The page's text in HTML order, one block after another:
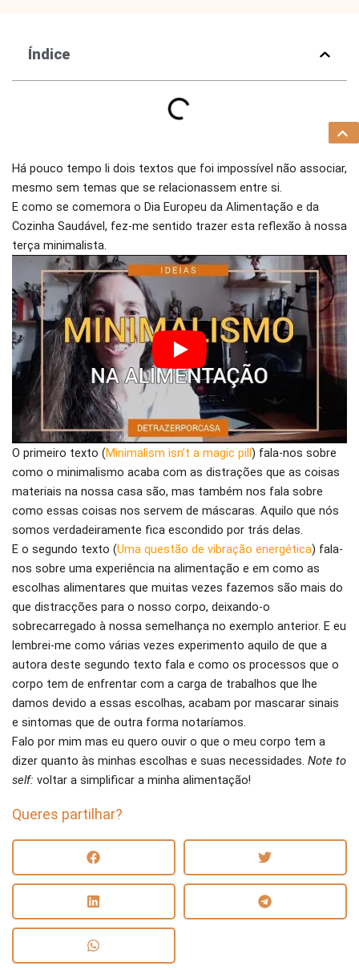
Índice
Há pouco tempo li dois textos que foi impossível não associar,
mesmo sem temas que se relacionassem entre si.
E como se comemora o Dia Europeu da Alimentação e da
Cozinha Saudável, fez-me sentido trazer esta reflexão à nossa
terça minimalista.
O primeiro texto (Minimalism isn’t a magic pill) fala-nos sobre
como o minimalismo acaba com as distrações que as coisas
materiais na nossa casa são, mas também nos fala sobre
como essas coisas nos servem de máscaras. Aquilo que nós
somos verdadeiramente fica escondido por trás delas.
E o segundo texto (Uma questão de vibração energética) fala-
nos sobre uma experiência na alimentação e em como as
escolhas alimentares que muitas vezes fazemos são mais do
que distracções para o nosso corpo, deixando-o
sobrecarregado à nossa semelhança no exemplo anterior. E eu
lembrei-me como várias vezes experimento aquilo de que a
autora deste segundo texto fala e como os processos que o
corpo tem de enfrentar com a carga de trabalhos que lhe
damos devido a essas escolhas, acabam por mascarar sinais
e sintomas que de outra forma notaríamos.
Falo por mim mas eu quero ouvir o que o meu corpo tem a
dizer quanto às minhas escolhas e suas necessidades. Note to
self: voltar a simplificar a minha alimentação!
Queres partilhar?